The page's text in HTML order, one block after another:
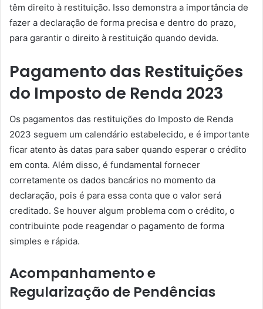
têm direito à restituição. Isso demonstra a importância de
fazer a declaração de forma precisa e dentro do prazo,
para garantir o direito à restituição quando devida.
Pagamento das Restituições
do Imposto de Renda 2023
Os pagamentos das restituições do Imposto de Renda
2023 seguem um calendário estabelecido, e é importante
ficar atento às datas para saber quando esperar o crédito
em conta. Além disso, é fundamental fornecer
corretamente os dados bancários no momento da
declaração, pois é para essa conta que o valor será
creditado. Se houver algum problema com o crédito, o
contribuinte pode reagendar o pagamento de forma
simples e rápida.
Acompanhamento e
Regularização de Pendências